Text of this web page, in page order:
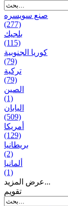
صنع سویسره
(277)
بلجيك
(115)
كوريا الجنوبية
(79)
تركية
(79)
الصين
(1)
اليابان
(509)
أمريكا
(129)
بریطانیا
(2)
ألمانيا
(1)
عرض المزيد...
تقويم